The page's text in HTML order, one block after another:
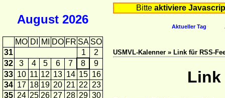
August 2026
MO DI MI DO FR SA SO
31
1
2
32
3 4 5 6 7 8
9
33 10 11 12 13 14 15 16
34 17 18 19 20 21 22 23
35 24 25 26 27 28 29 30
Bitte aktiviere
Aktueller Tag
USMVL-Kalenner » Link für RSS-
Link